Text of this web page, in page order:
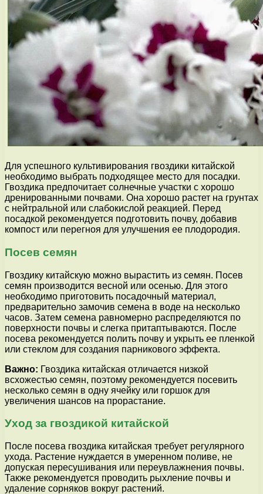
Для успешного культивирования гвоздики китайской
необходимо выбрать подходящее место для посадки.
Гвоздика предпочитает солнечные участки с хорошо
дренированными почвами. Она хорошо растет на грунтах
с нейтральной или слабокислой реакцией. Перед
посадкой рекомендуется подготовить почву, добавив
компост или перегноя для улучшения ее плодородия.
Посев семян
Гвоздику китайскую можно вырастить из семян. Посев
семян производится весной или осенью. Для этого
необходимо приготовить посадочный материал,
предварительно замочив семена в воде на несколько
часов. Затем семена равномерно распределяются по
поверхности почвы и слегка притаптываются. После
посева рекомендуется полить почву и укрыть ее пленкой
или стеклом для создания парникового эффекта.
Важно: Гвоздика китайская отличается низкой
всхожестью семян, поэтому рекомендуется посевить
несколько семян в одну ячейку или горшок для
увеличения шансов на прорастание.
Уход за гвоздикой китайской
После посева гвоздика китайская требует регулярного
ухода. Растение нуждается в умеренном поливе, не
допуская пересушивания или переувлажнения почвы.
Также рекомендуется проводить рыхление почвы и
удаление сорняков вокруг растений.